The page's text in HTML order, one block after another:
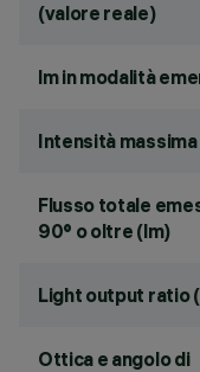
(valore reale)
lm in modalità
Intensità
Flusso totale
90° o oltre (lm)
Light output ratio
Ottica e angolo di